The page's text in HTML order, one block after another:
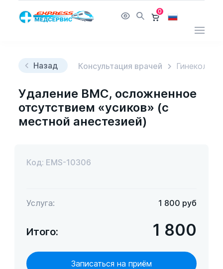
0
Назад Консультация врачей Гинеколог
Удаление ВМС, осложненное
отсутствием «усиков» (с
местной анестезией)
Код: EMS-10306
Услуга: 1 800 руб
Итого: 1 800
Записаться на приём